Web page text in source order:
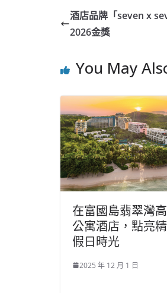
酒店品牌「seven x
2026金獎
You May
在富國島翡翠灣
公寓酒店，點亮
假日時光
2025 年 12 月 1 日